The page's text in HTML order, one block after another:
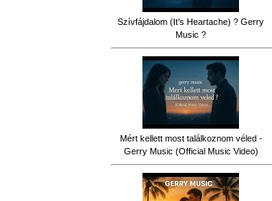
Szívfájdalom (It’s Heartache) ? Gerry
Music ?
Mért kellett most találkoznom véled -
Gerry Music (Official Music Video)